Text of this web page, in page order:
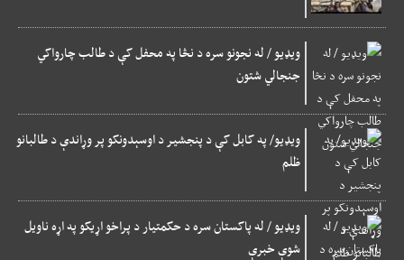
ویډیو / له نجونو سره د نڅا په محفل کې د طالب چارواکي
جنجالي شتون
ویډیو/ په کابل کې د پنجشیر د اوسېدونکو پر وړاندې د طالبانو
ظلم
ویډیو / له پاکستان سره د حکمتیار د پراخو اړیکو په اړه ناویل
شوې خبرې